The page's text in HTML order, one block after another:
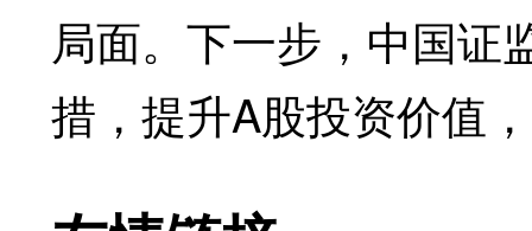
局面。下一步，中国证
措，提升A股投资价值